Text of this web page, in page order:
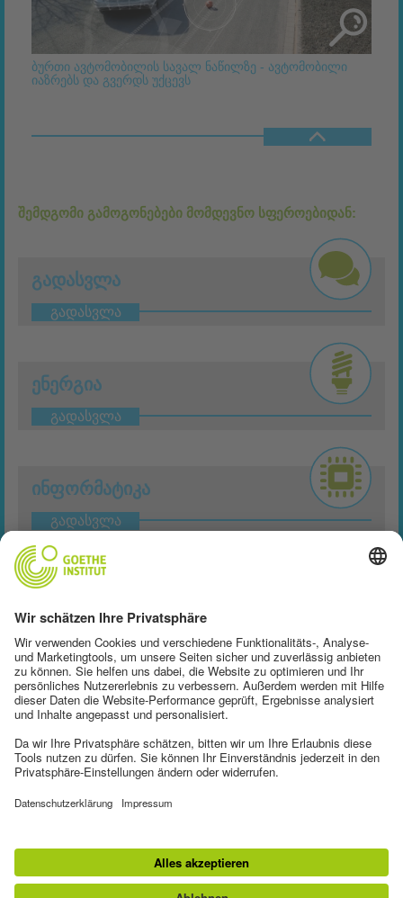
ბურთი ავტომობილის სავალ ნაწილზე - ავტომობილი
იაზრებს და გვერდს უქცევს
ᲨᲔᲛᲓᲒᲝᲛᲘ ᲒᲐᲛᲝᲒᲝᲜᲔᲑᲔᲑᲘ ᲛᲝᲛᲓᲔᲕᲜᲝ ᲡᲤᲔᲠᲝᲔᲑᲘᲓᲐᲜ:
ᲒᲐᲓᲐᲡᲕᲚᲐ
გადასვლა
ᲔᲜᲔᲠᲒᲘᲐ
გადასვლა
ᲘᲜᲤᲝᲠᲛᲐᲢᲘᲙᲐ
გადასვლა
ᲝᲞᲢᲘᲙᲐ
გადასვლა
ᲛᲔᲓᲘᲪᲘᲜᲐ
ᲛᲐᲡᲐᲚᲐ